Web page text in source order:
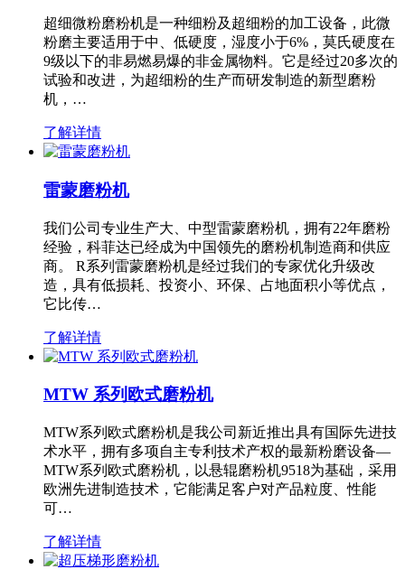
超细微粉磨粉机是一种细粉及超细粉的加工设备，此微
粉磨主要适用于中、低硬度，湿度小于6%，莫氏硬度在
9级以下的非易燃易爆的非金属物料。它是经过20多次的
试验和改进，为超细粉的生产而研发制造的新型磨粉
机，…
了解详情
雷蒙磨粉机
我们公司专业生产大、中型雷蒙磨粉机，拥有22年磨粉
经验，科菲达已经成为中国领先的磨粉机制造商和供应
商。 R系列雷蒙磨粉机是经过我们的专家优化升级改
造，具有低损耗、投资小、环保、占地面积小等优点，
它比传…
了解详情
MTW 系列欧式磨粉机
MTW系列欧式磨粉机是我公司新近推出具有国际先进技
术水平，拥有多项自主专利技术产权的最新粉磨设备—
MTW系列欧式磨粉机，以悬辊磨粉机9518为基础，采用
欧洲先进制造技术，它能满足客户对产品粒度、性能
可…
了解详情